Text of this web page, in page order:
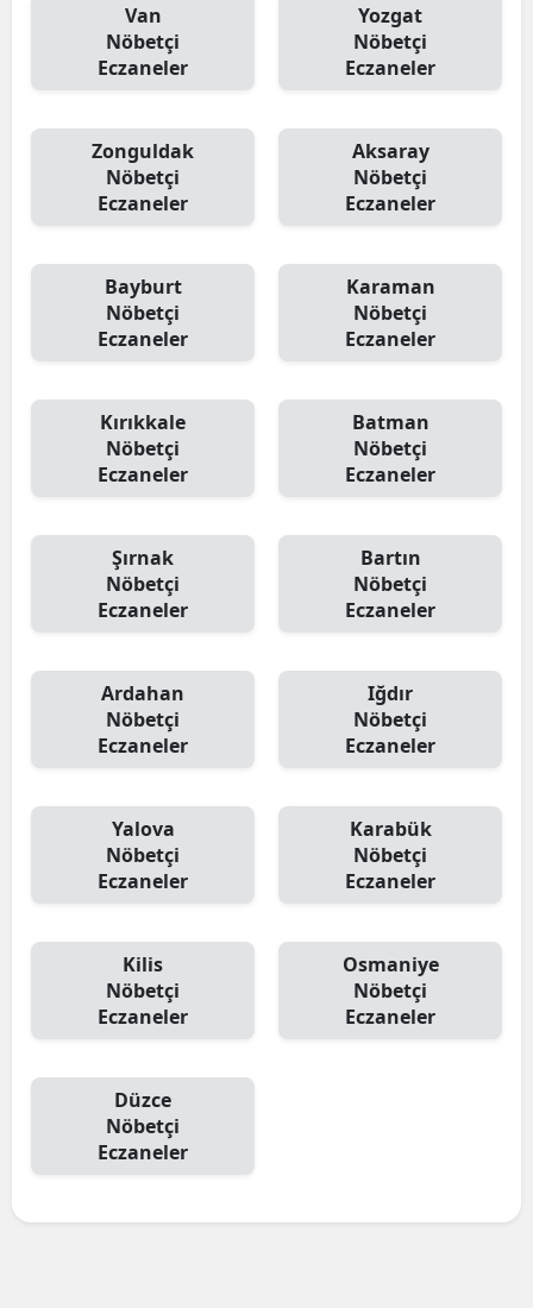
Van
Nöbetçi
Eczaneler
Yozgat
Nöbetçi
Eczaneler
Zonguldak
Nöbetçi
Eczaneler
Aksaray
Nöbetçi
Eczaneler
Bayburt
Nöbetçi
Eczaneler
Karaman
Nöbetçi
Eczaneler
Kırıkkale
Nöbetçi
Eczaneler
Batman
Nöbetçi
Eczaneler
Şırnak
Nöbetçi
Eczaneler
Bartın
Nöbetçi
Eczaneler
Ardahan
Nöbetçi
Eczaneler
Iğdır
Nöbetçi
Eczaneler
Yalova
Nöbetçi
Eczaneler
Karabük
Nöbetçi
Eczaneler
Kilis
Nöbetçi
Eczaneler
Osmaniye
Nöbetçi
Eczaneler
Düzce
Nöbetçi
Eczaneler